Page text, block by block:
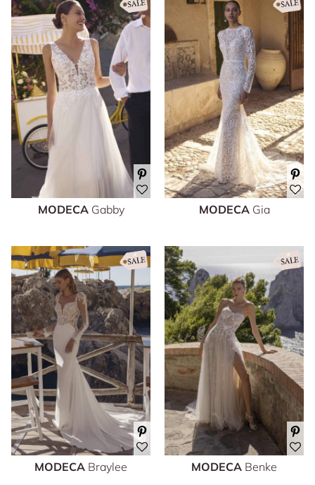
MODECA Gabby MODECA Gia
MODECA Braylee MODECA Benke